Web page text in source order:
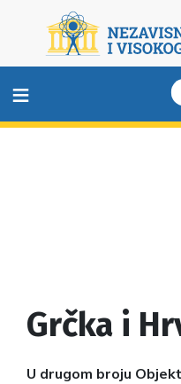
≡
Grčka i
U drugom broju